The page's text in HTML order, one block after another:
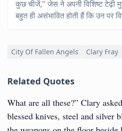
कुछ चीजें," जेस ने अपनी विशिष्ट टेढ़ी
बहुत ही असंभावित होती हैं कि उन पर
City Of Fallen Angels Clary Fray
Related Quotes
What are all these?” Clary
blessed knives, steel and silver